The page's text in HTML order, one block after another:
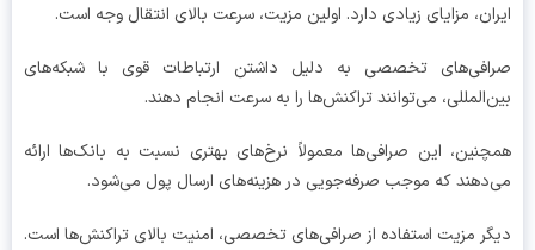
مزایای زیادی دارد. اولین مزیت، سرعت بالای انتقال وجه است.
تخصصی به دلیل داشتن ارتباطات قوی با شبکه‌های
می‌توانند تراکنش‌ها را به سرعت انجام دهند.
این صرافی‌ها معمولاً نرخ‌های بهتری نسبت به بانک‌ها ارائه
که موجب صرفه‌جویی در هزینه‌های ارسال پول می‌شود.
مزیت استفاده از صرافی‌های تخصصی، امنیت بالای تراکنش‌ها است.